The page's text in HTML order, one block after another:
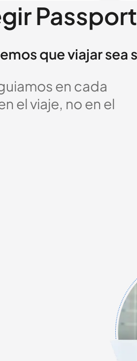
que viajar sea
en cada
el viaje, no en el